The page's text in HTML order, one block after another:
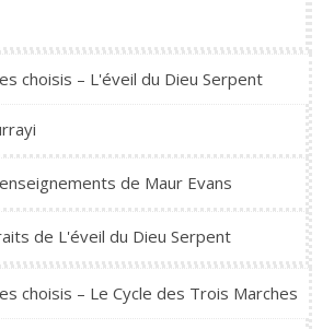
choisis – L'éveil du Dieu Serpent
de Maur Evans
de L'éveil du Dieu Serpent
choisis – Le Cycle des Trois Marches